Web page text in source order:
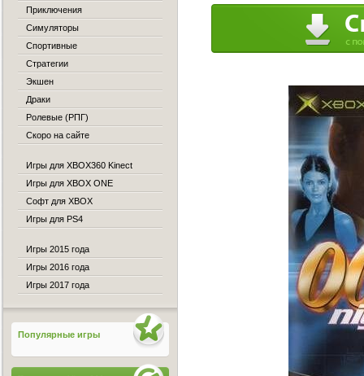
Приключения
Симуляторы
Спортивные
Стратегии
Экшен
Драки
Ролевые (РПГ)
Скоро на сайте
Игры для XBOX360 Kinect
Игры для XBOX ONE
Софт для XBOX
Игры для PS4
Игры 2015 года
Игры 2016 года
Игры 2017 года
Популярные игры